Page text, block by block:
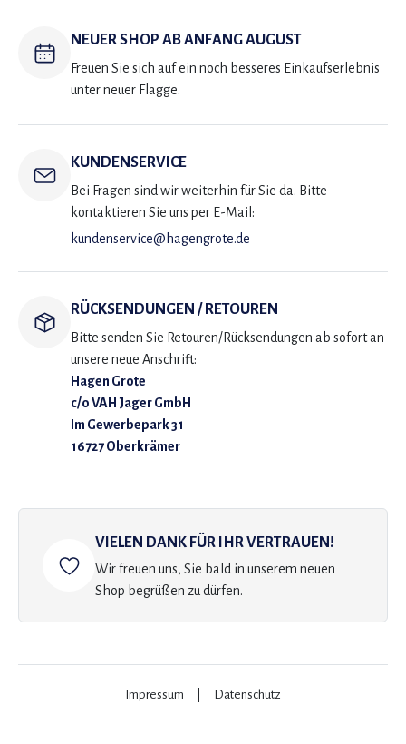
NEUER SHOP AB ANFANG AUGUST
Freuen Sie sich auf ein noch besseres Einkaufserlebnis
unter neuer Flagge.
KUNDENSERVICE
Bei Fragen sind wir weiterhin für Sie da. Bitte
kontaktieren Sie uns per E-Mail:
kundenservice@hagengrote.de
RÜCKSENDUNGEN / RETOUREN
Bitte senden Sie Retouren/Rücksendungen ab sofort an
unsere neue Anschrift:
Hagen Grote
c/o VAH Jager GmbH
Im Gewerbepark 31
16727 Oberkrämer
VIELEN DANK FÜR IHR VERTRAUEN!
Wir freuen uns, Sie bald in unserem neuen
Shop begrüßen zu dürfen.
Impressum Datenschutz